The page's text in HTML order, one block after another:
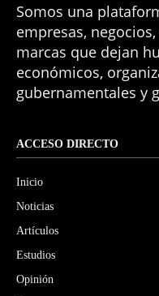
Somos una
empresas,
marcas que dejan
económicos,
gubernamentales y
ACCESO DIRECTO
Inicio
Noticias
Artículos
Estudios
Opinión